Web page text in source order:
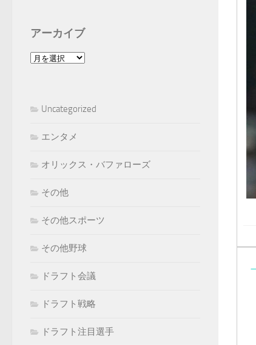
アーカイブ
ア
ブ
Uncategorized
エンタメ
オリックス・バファローズ
その他
その他スポーツ
その他野球
ドラフト会議
ドラフト戦略
ドラフト注目選手